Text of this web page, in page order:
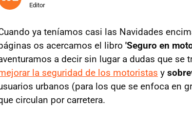
Editor
ya teníamos casi las Navidades
os acercamos el libro 'Seguro en
a decir sin lugar a dudas que se
la seguridad de los motoristas y
urbanos (para los que se enfoca en
circulan por carretera.